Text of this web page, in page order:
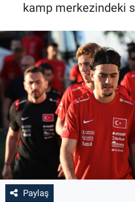
kamp merkezindeki
Paylaş